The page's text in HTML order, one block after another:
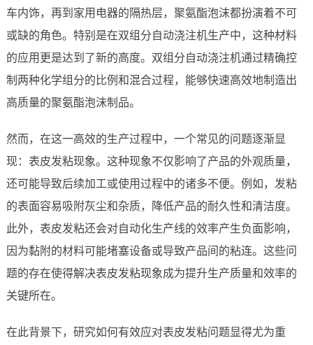
车内饰，再到家用电器的隔热层，聚氨酯泡沫都扮演着不可
或缺的角色。特别是在双组分自动浇注机生产中，这种材料
的应用更是达到了新的高度。双组分自动浇注机通过精确控
制两种化学组分的比例和混合过程，能够快速高效地制造出
高质量的聚氨酯泡沫制品。
然而，在这一高效的生产过程中，一个常见的问题逐渐显
现：表皮发粘现象。这种现象不仅影响了产品的外观质量，
还可能导致后续加工或使用过程中的诸多不便。例如，发粘
的表面容易吸附灰尘和杂质，降低产品的耐久性和清洁度。
此外，表皮发粘还会对自动化生产线的效率产生负面影响，
因为黏附的材料可能堵塞设备或导致产品间的粘连。这些问
题的存在使得解决表皮发粘现象成为提升生产质量和效率的
关键所在。
在此背景下，研究如何有效应对表皮发粘问题显得尤为重